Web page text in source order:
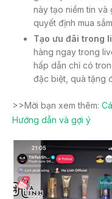
này tạo niềm tin
quyết định mua
Tạo ưu đãi trong
hàng ngay trong
hấp dẫn chỉ có
đặc biệt, quà tặng
>>Mời bạn xem thêm:
Hướng dẫn và gợi ý